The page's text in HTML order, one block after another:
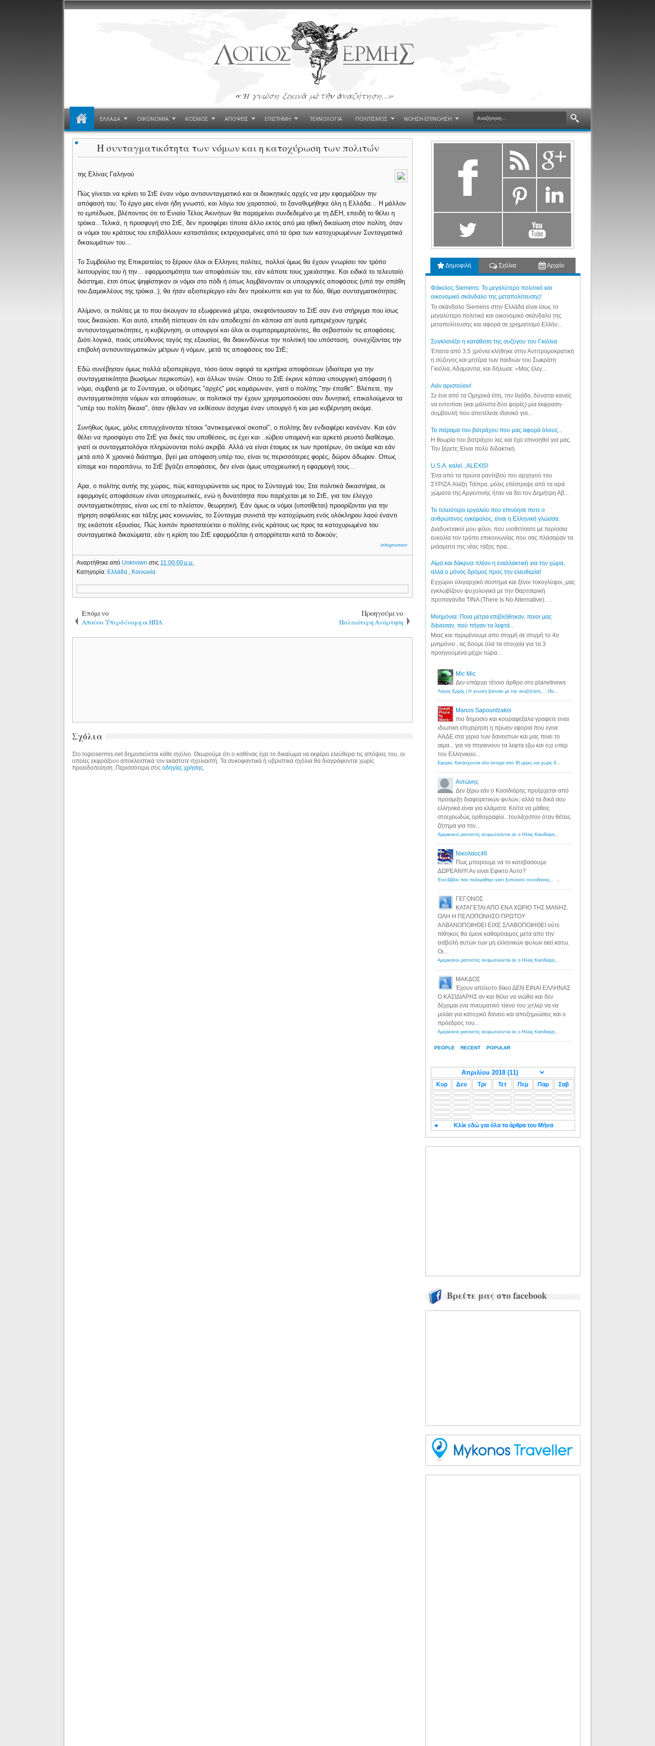
ΕΛΛΑΔΑ ΟΙΚΟΝΟΜΙΑ ΚΟΣΜΟΣ ΑΠΟΨΕΙΣ ΕΠΙΣΤΗΜΗ ΤΕΧΝΟΛΟΓΙΑ ΠΟΛΙΤΙΣΜΟΣ ΝΟΗΣΗ-ΕΠΙΝΟΗΣΗ
Η συνταγματικότητα των νόμων και η κατοχύρωση των πολιτών
της Ελίνας Γαληνού
Πώς γίνεται να κρίνει το ΣτΕ έναν νόμο αντισυνταγματικό και οι διοικητικές αρχές να μην εφαρμόζουν την
απόφασή του; Το έργο μας είναι ήδη γνωστό, και λόγω του χαρατσιού, το ξαναθυμήθηκε όλη η Ελλάδα... Η μάλλον
το εμπέδωσε, βλέποντας ότι το Ενιαίο Τέλος Ακινήτων θα παραμείνει συνδεδεμένο με τη ΔΕΗ, επειδή το θέλει η
τρόικα...Τελικά, η προσφυγή στο ΣτΕ, δεν προσφέρει τίποτα άλλο εκτός από μια ηθική δικαίωση στον πολίτη, όταν
οι νόμοι του κράτους του επιβάλλουν καταστάσεις εκτροχιασμένες από τα όρια των κατοχυρωμένων Συνταγματικά
δικαιωμάτων του...
Το Συμβούλιο της Επικρατείας το ξέρουν όλοι οι Ελληνες πολίτες, πολλοί όμως θα έχουν γνωρίσει τον τρόπο
λειτουργίας του ή την... εφαρμοσιμότητα των αποφάσεών του, εάν κάποτε τους χρειάστηκε. Και ειδικά το τελευταίο
διάστημα, έτσι όπως ψηφίστηκαν οι νόμοι στο πόδι ή όπως λαμβάνονταν οι υπουργικές αποφάσεις (υπό την σπάθη
του Δαμοκλέους της τρόικα..), θα ήταν αξιοπερίεργο εάν δεν προέκυπτε και για τα δύο, θέμα συνταγματικότητας.
Αλίμονο, οι πολίτες με το που άκουγαν τα εξωφρενικά μέτρα, σκεφτόντουσαν το ΣτΕ σαν ένα στήριγμα που ίσως
τους δικαιώσει. Και αυτό, επειδή πίστευαν ότι εάν αποδειχτεί ότι κάποια απ΄αυτά εμπεριέχουν ηχηρές
αντισυνταγματικότητες, η κυβέρνηση, οι υπουργοί και όλοι οι συμπαρομαρτούντες, θα σεβαστούν τις αποφάσεις.
Διότι λογικά, ποιός υπεύθυνος ταγός της εξουσίας, θα διακινδύνευε την πολιτική του υπόσταση, συνεχίζοντας την
επιβολή αντισυνταγματικών μέτρων ή νόμων, μετά τις αποφάσεις του ΣτΕ;
Εδώ συνέβησαν όμως πολλά αξιοπερίεργα, τόσο όσον αφορά τα κριτήρια αποφάσεων (ιδιαίτερα για την
συνταγματικότητα βιωσίμων περικοπών), και άλλων τινών. Οπου το ΣτΕ έκρινε κάποια υπουργική απόφαση ή
νόμο, συμβατά με το Σύνταγμα, οι αξιότιμες "αρχές" μας καμάρωναν, γιατί ο πολίτης "την έπαθε". Βλέπετε, την
συνταγματικότητα νόμων και αποφάσεων, οι πολιτικοί την έχουν χρησιμοποιούσει σαν δυνητική, επικαλούμενοι τα
"υπέρ του πολίτη δίκαια", όταν ήθελαν να εκθέσουν άσχημα έναν υπουργό ή και μια κυβέρνηση ακόμα.
Συνήθως όμως, μόλις επιτυγχάνονται τέτοιοι "αντικειμενικοί σκοποί", ο πολίτης δεν ενδιαφέρει κανέναν. Και εάν
θέλει να προσφύγει στο ΣτΕ για δικές του υποθέσεις, ας έχει και ..ιώβειο υπομονή και αρκετό ρευστό διαθέσιμο,
γιατί οι συνταγματολόγοι πληρώνονται πολύ ακριβά. Αλλά να είναι έτοιμος εκ των προτέρων, ότι ακόμα και εάν
μετά από Χ χρονικό διάστημα, βγεί μια απόφαση υπέρ του, είναι τις περισσότερες φορές, δώρον άδωρον. Οπως
είπαμε και παραπάνω, το ΣτΕ βγάζει αποφάσεις, δεν είναι όμως υποχρεωτική η εφαρμογή τους...
Αρα, ο πολίτης αυτής της χώρας, πώς κατοχυρώνεται ως προς το Σύνταγμά του; Στα πολιτικά δικαστήρια, οι
εφαρμογές αποφάσεων είναι υποχρεωτικές, ενώ η δυνατότητα που παρέχεται με το ΣτΕ, για τον έλεγχο
συνταγματικότητας, είναι ως επί το πλείστον, θεωρητική. Εάν όμως οι νόμοι (υποτίθεται) προορίζονται για την
τήρηση ασφάλειας και τάξης μιας κοινωνίας, το Σύνταγμα συνιστά την κατοχύρωση ενός ολόκληρου λαού έναντι
της εκάστοτε εξουσίας. Πώς λοιπόν προστατεύεται ο πολίτης ενός κράτους ως προς τα κατοχυρωμένα του
συνταγματικά δικαιώματα, εάν η κρίση του ΣτΕ εφαρμόζεται ή απορρίπεται κατά το δοκούν;
infognomon
Αναρτήθηκε από Unknownστις 11:00:00 μ.μ.
Κατηγορία: Ελλάδα Κοινωνία
Επόμενο
Απούσα Υπερδύναμη οι ΗΠΑ
Προηγούμενο
Παλαιότερη Ανάρτηση
Σχόλια
Στο logiosermis.net δημοσιεύεται κάθε σχόλιο. Θεωρούμε ότι ο καθένας έχει το δικαίωμα να εκφέρει ελεύθερα τις απόψεις του, οι
οποίες εκφράζουν αποκλειστικά τον εκάστοτε σχολιαστή. Τα συκοφαντικά ή υβριστικά σχόλια θα διαγράφονται χωρίς
προειδοποίηση. Περισσότερα στιςοδηγίες χρήσης
Δημοφιλή Σχόλια Αρχείο
Φάκελος Siemens: Το μεγαλύτερο πολιτικό και
οικονομικό σκάνδαλο της μεταπολίτευσης!
Το σκάνδαλο Siemens στην Ελλάδα είναι ίσως το
μεγαλύτερο πολιτικό και οικονομικό σκάνδαλο της
μεταπολίτευσης και αφορά σε χρηματισμό Ελλήν...
Συγκλονίζει η κατάθεση της συζύγου του Γκιόλια
Έπειτα από 3,5 χρόνια κλήθηκε στην Αντιτρομοκρατική
η σύζυγος και μητέρα των παιδιών του Σωκράτη
Γκιόλια, Αδαμαντία, και δήλωσε: «Μας έλεγ...
Aιέν αριστεύειν!
Σε ένα από τα Ομηρικά έπη, την Ιλιάδα, δύναται κανείς
να εντοπίσει (και μάλιστα δύο φορές) μια έκφραση-
συμβουλή που αποτέλεσε ιδανικό για...
Το πείραμα του βατράχου που μας αφορά όλους...
Η θεωρία του βατράχου λες και έχει επινοηθεί για μας.
Την ξέρετε; Είναι πολύ διδακτική.
U.S.A. καλεί...ALEXIS!
Ένα από τα πρώτα ραντεβού του αρχηγού του
ΣΥΡΙΖΑ Αλέξη Τσίπρα, μόλις επέστρεψε από τα ιερά
χώματα της Αργεντινής ήταν να δει τον Δημήτρη Αβ...
Το τελειότερο εργαλείο που επινόησε ποτε ο
ανθρώπινος εγκέφαλος, είναι η Ελληνική γλώσσα.
Διαδυκτιακοί μου φίλοι, που υιοθετίσατε με περίσσια
ευκολία τον τρόπο επικοινωνίας που σας πλάσαραν τα
μιάσματα της νέας τάξης πρα...
Αίμα και δάκρυα πλέον η εναλλακτική για την χώρα,
αλλά ο μόνος δρόμος προς την ελευθερία!
Εγχώριο ολιγαρχικό σύστημα και ξένοι τοκογλύφοι, μας
εγκλωβίζουν ψυχολογικά με την Θαρτσερική
προπαγάνδα TINA (There Is No Alternative). ...
Μνημόνια: Ποια μέτρα επιβλήθηκαν, ποιοι μας
δάνεισαν, πού πήγαν τα λεφτά...
Μιας και περιμένουμε απο στιγμή σε στιγμή το 4ο
μνημόνιο , ας δούμε όλα τα στοιχεία για τα 3
προηγούμενα μέχρι τώρα...
PEOPLE RECENT POPULAR
Mic Mic
Δεν υπάρχει τέτοιο άρθρο στο planetnews
Λόγιος Ερμής | Η γνώση ξεκινάει με την αναζήτηση...: Ιδού οι 18 που χρωστούν 11 δις ευρώ!
Manos Sapountzakis
πιο δημοσιο και κουραφεξαλα γραφετε ειναι
ιδιωτικη επιχειρηση η πρωην εφορια που εγινε
ΑΑΔΕ στα χερια των δανειστων και μας πινει το
αιμα... για να πηγαινουν τα λεφτα εξω και οχι υπερ
του Ελληνικου...
Εφορία: Κατάσχονται όλα ύστερα από 30 μέρες και χωρίς δικαστικές αποφάσεις - Λόγιος Ερμής
Αντώνης
Δεν ξέρω εάν ο Κασιδιάρης προέρχεται από
πρόσμιξη διαφορετικών φυλών, αλλά τα δικά σου
ελληνικά είναι για κλάματα. Κοίτα να μάθεις
στοιχειωδώς ορθογραφία...τουλάχιστον όταν θέτεις
ζήτημα για την...
Αμερικανοί ρατσιστές αναρωτιούνται αν ο Ηλίας Κασιδιάρης ανήκει στη λευκή φυλή... - Λόγιος Ερμής
Νικολαος46
Πως μπορουμε να το κατεβασουμε
ΔΩΡΕΑΝ!!!! Αν ειναι Εφικτο Αυτο?
Ένα βιβλίο που πολεμήθηκε γιατί ξυπνούσε συνειδήσεις... - Λόγιος Ερμής | Η γνώση ξεκινάει με την αναζήτηση...
ΓΕΓΟΝΟΣ
ΚΑΤΑΓΕΤΑΙ ΑΠΟ ΕΝΑ ΧΩΡΙΟ ΤΗΣ ΜΑΝΗΣ.
ΟΛΗ Η ΠΕΛΟΠΟΝΗΣΟ ΠΡΩΤΟΥ
ΑΛΒΑΝΟΠΟΙΗΘΕΙ ΕΙΧΕ ΣΛΑΒΟΠΟΙΗΘΕΙ ούτε
πίθηκος θα έμενε καθαρόαιμος μετα απο την
εισβολή αυτών των μη ελληνικών φυλων εκεί κατω.
Οι...
Αμερικανοί ρατσιστές αναρωτιούνται αν ο Ηλίας Κασιδιάρης ανήκει στη λευκή φυλή... - Λόγιος Ερμής
ΜΑΚΔΟΣ
Έχουν απόλυτο δίκιο ΔΕΝ ΕΙΝΑΙ ΕΛΛΗΝΑΣ
Ο ΚΑΣΙΔΙΑΡΗΣ αν και θέλει να νιώθει και δεν
δέχομαι ενα πνευματικό τέκνο του χιτλερ να να
μιλάει για κατοχικό δανειο και αποζημιώσεις και ο
πρόεδρος του...
Αμερικανοί ρατσιστές αναρωτιούνται αν ο Ηλίας Κασιδιάρης ανήκει στη λευκή φυλή... - Λόγιος Ερμής
Κυρ Δευ Τρι Τετ Πεμ Παρ Σαβ
◄ Κλίκ εδώ για όλα τα άρθρα του Μήνα
Βρείτε μας στο facebook